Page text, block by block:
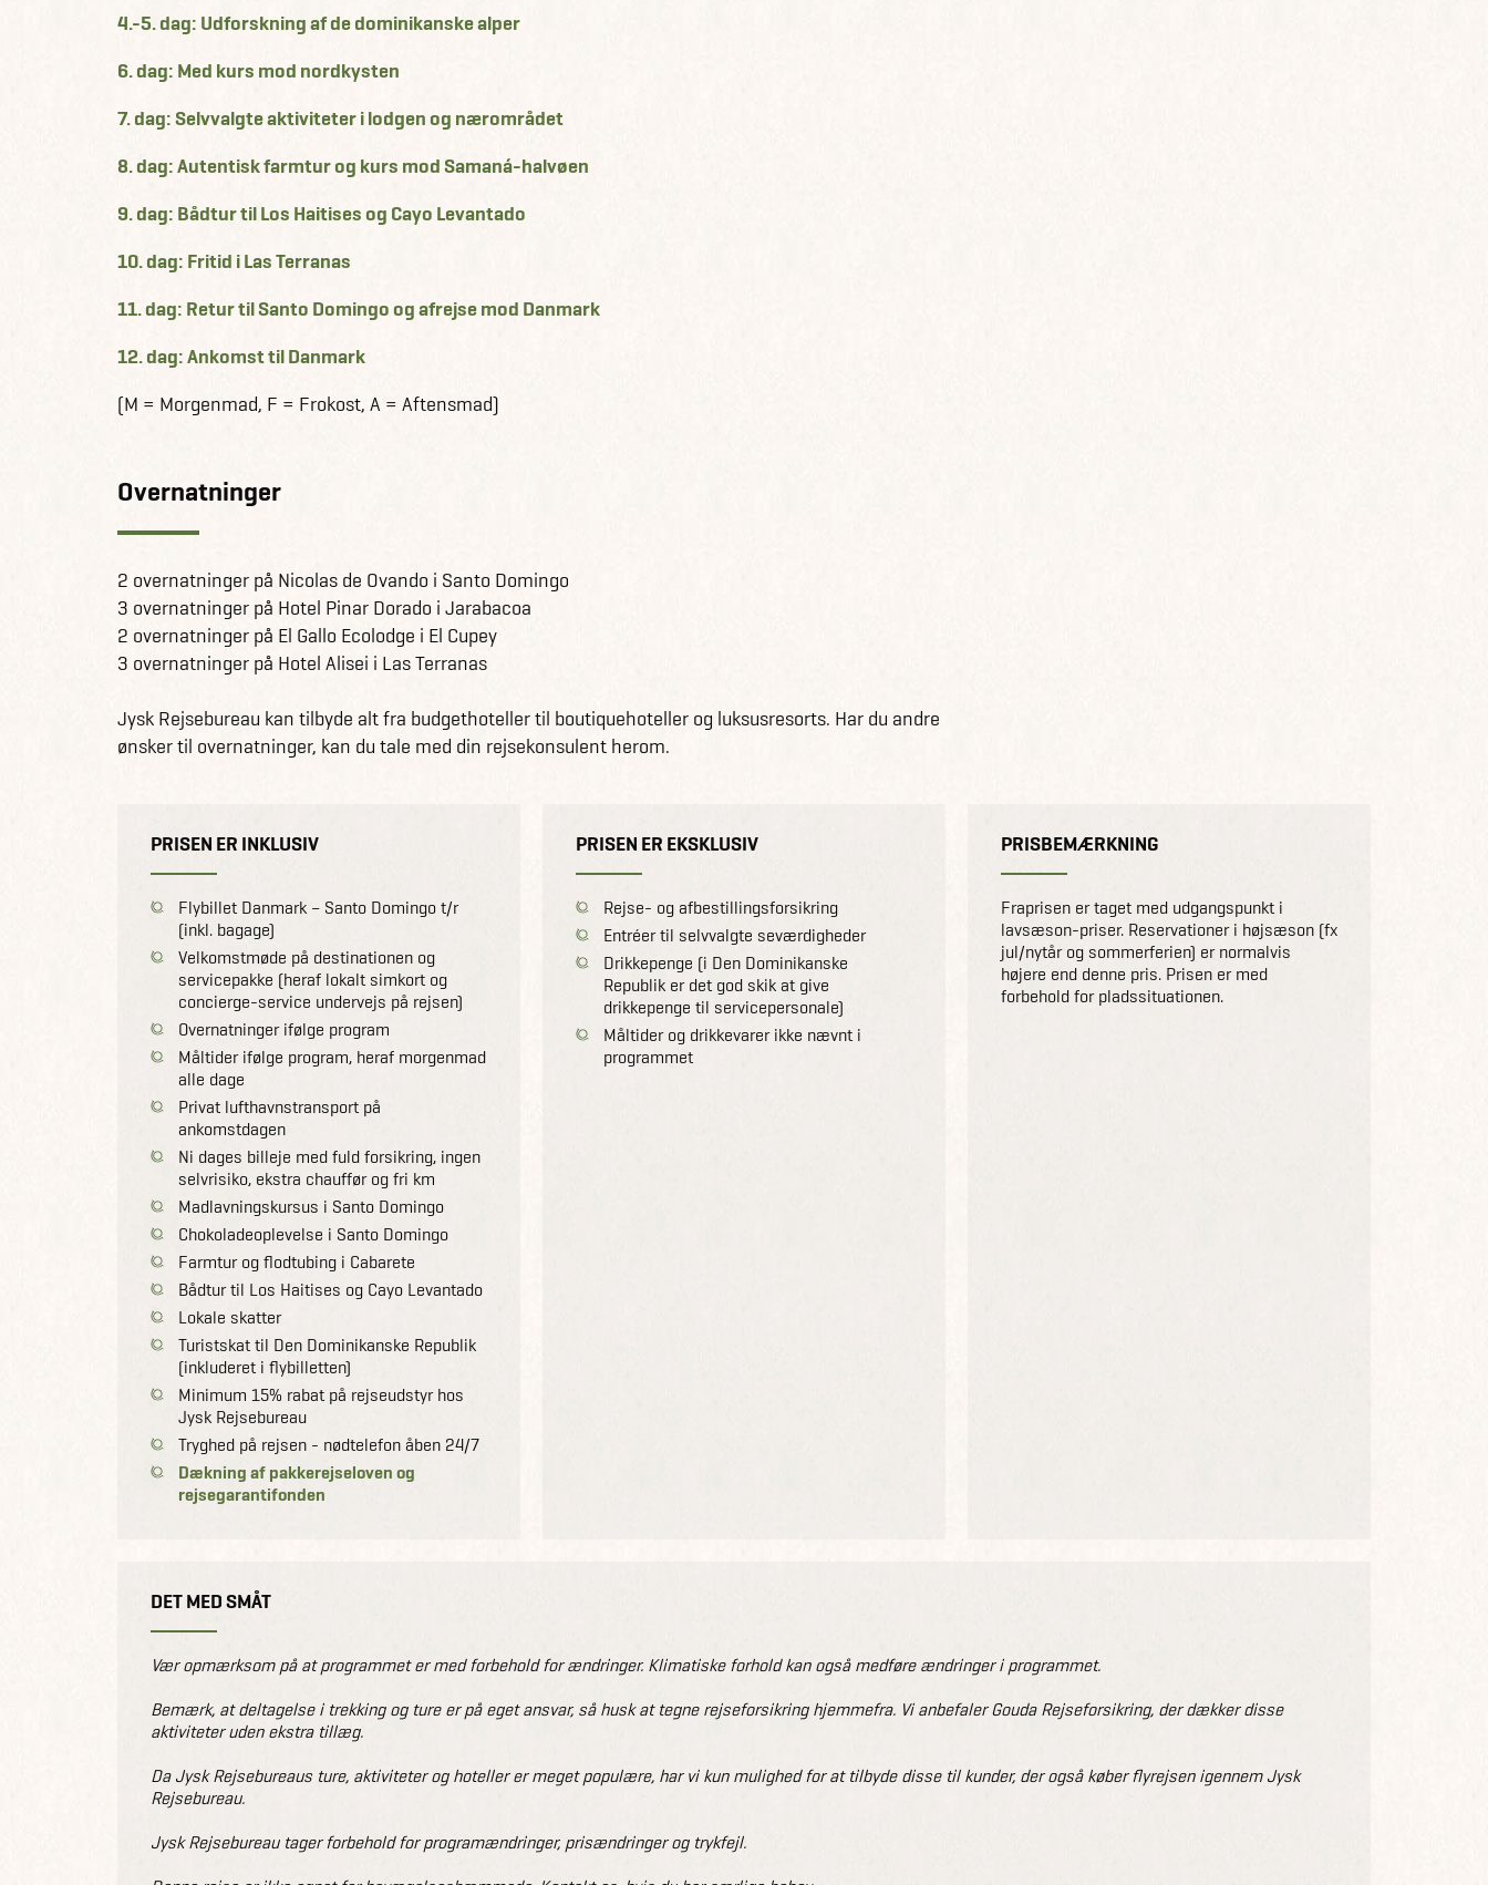
4.-5. dag: Udforskning af de dominikanske alper
6. dag: Med kurs mod nordkysten
7. dag: Selvvalgte aktiviteter i lodgen og nærområdet
8. dag: Autentisk farmtur og kurs mod Samaná-halvøen
9. dag: Bådtur til Los Haitises og Cayo Levantado
10. dag: Fritid i Las Terranas
11. dag: Retur til Santo Domingo og afrejse mod Danmark
12. dag: Ankomst til Danmark
(M = Morgenmad, F = Frokost, A = Aftensmad)
Overnatninger
2 overnatninger på Nicolas de Ovando i Santo Domingo
3 overnatninger på Hotel Pinar Dorado i Jarabacoa
2 overnatninger på El Gallo Ecolodge i El Cupey
3 overnatninger på Hotel Alisei i Las Terranas
Jysk Rejsebureau kan tilbyde alt fra budgethoteller til boutiquehoteller og luksusresorts. Har du andre
ønsker til overnatninger, kan du tale med din rejsekonsulent herom.
PRISEN ER INKLUSIV
Flybillet Danmark – Santo Domingo t/r
(inkl. bagage)
Velkomstmøde på destinationen og
servicepakke (heraf lokalt simkort og
concierge-service undervejs på rejsen)
Overnatninger ifølge program
Måltider ifølge program, heraf morgenmad
alle dage
Privat lufthavnstransport på
ankomstdagen
Ni dages billeje med fuld forsikring, ingen
selvrisiko, ekstra chauffør og fri km
Madlavningskursus i Santo Domingo
Chokoladeoplevelse i Santo Domingo
Farmtur og flodtubing i Cabarete
Bådtur til Los Haitises og Cayo Levantado
Lokale skatter
Turistskat til Den Dominikanske Republik
(inkluderet i flybilletten)
Minimum 15% rabat på rejseudstyr hos
Jysk Rejsebureau
Tryghed på rejsen - nødtelefon åben 24/7
Dækning af pakkerejseloven og
rejsegarantifonden
PRISEN ER EKSKLUSIV
Rejse- og afbestillingsforsikring
Entréer til selvvalgte seværdigheder
Drikkepenge (i Den Dominikanske
Republik er det god skik at give
drikkepenge til servicepersonale)
Måltider og drikkevarer ikke nævnt i
programmet
PRISBEMÆRKNING
Fraprisen er taget med udgangspunkt i
lavsæson-priser. Reservationer i højsæson (fx
jul/nytår og sommerferien) er normalvis
højere end denne pris. Prisen er med
forbehold for pladssituationen.
DET MED SMÅT
Vær opmærksom på at programmet er med forbehold for ændringer. Klimatiske forhold kan også medføre ændringer i programmet.
Bemærk, at deltagelse i trekking og ture er på eget ansvar, så husk at tegne rejseforsikring hjemmefra. Vi anbefaler Gouda Rejseforsikring, der dækker disse
aktiviteter uden ekstra tillæg.
Da Jysk Rejsebureaus ture, aktiviteter og hoteller er meget populære, har vi kun mulighed for at tilbyde disse til kunder, der også køber flyrejsen igennem Jysk
Rejsebureau.
Jysk Rejsebureau tager forbehold for programændringer, prisændringer og trykfejl.